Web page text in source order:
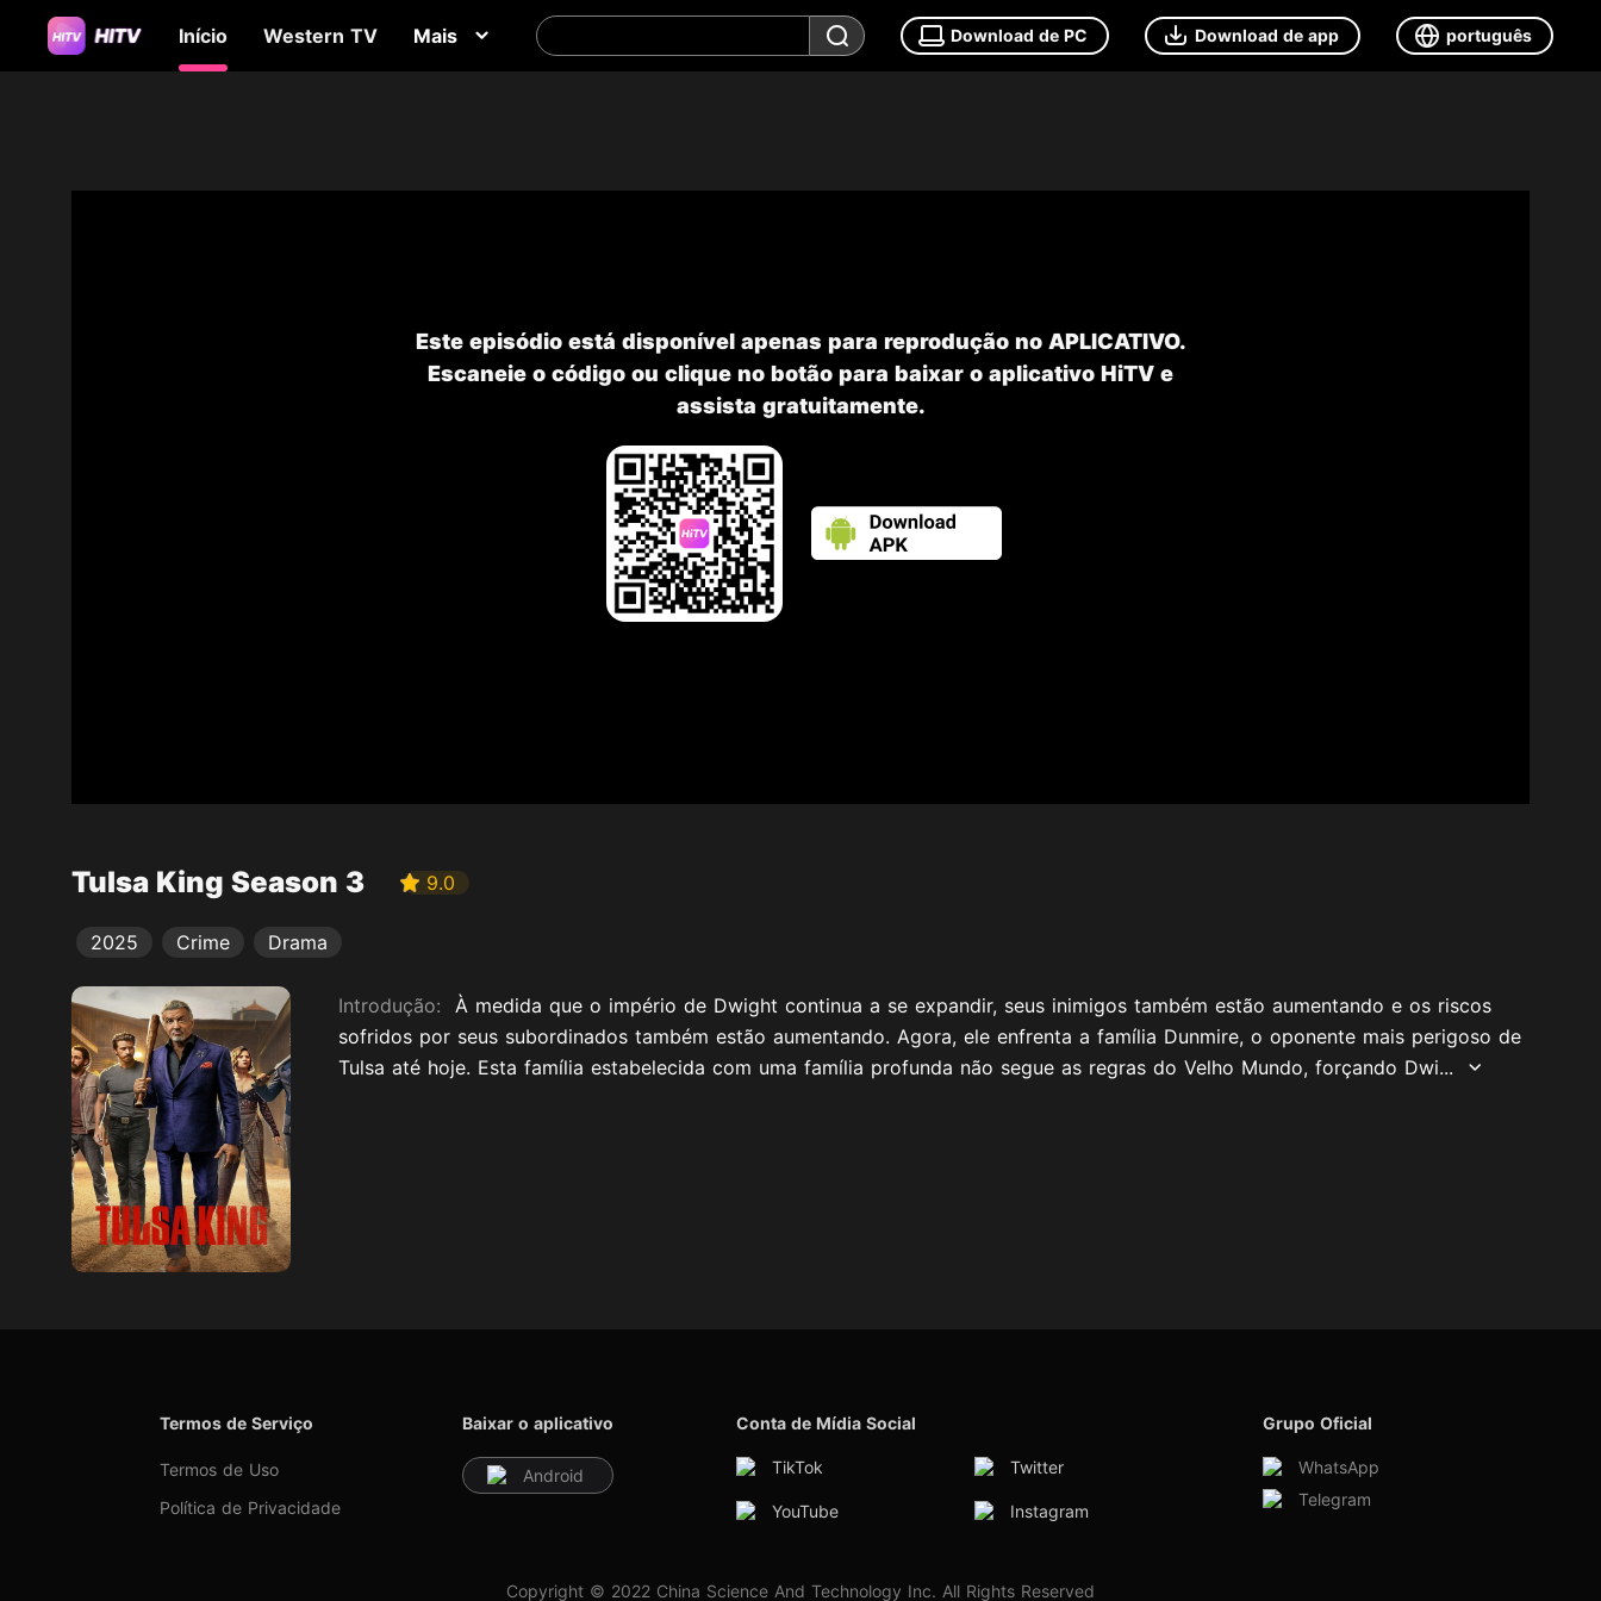
Início Western TV Mais Download de PC Download de app português
Este episódio está disponível apenas para reprodução no APLICATIVO.
Escaneie o código ou clique no botão para baixar o aplicativo HiTV e
assista gratuitamente.
Tulsa King Season 3 9.0
2025 Crime Drama
Introdução: À medida que o império de Dwight continua a se expandir, seus inimigos também estão aumentando e os riscos
sofridos por seus subordinados também estão aumentando. Agora, ele enfrenta a família Dunmire, o oponente mais perigoso de
Tulsa até hoje. Esta família estabelecida com uma família profunda não segue as regras do Velho Mundo, forçando Dwi...
Termos de Serviço
Termos de Uso
Política de Privacidade
Baixar o aplicativo
Android
Conta de Mídia Social
TikTok Twitter
YouTube Instagram
Grupo Oficial
WhatsApp
Telegram
Copyright © 2022 China Science And Technology Inc. All Rights Reserved